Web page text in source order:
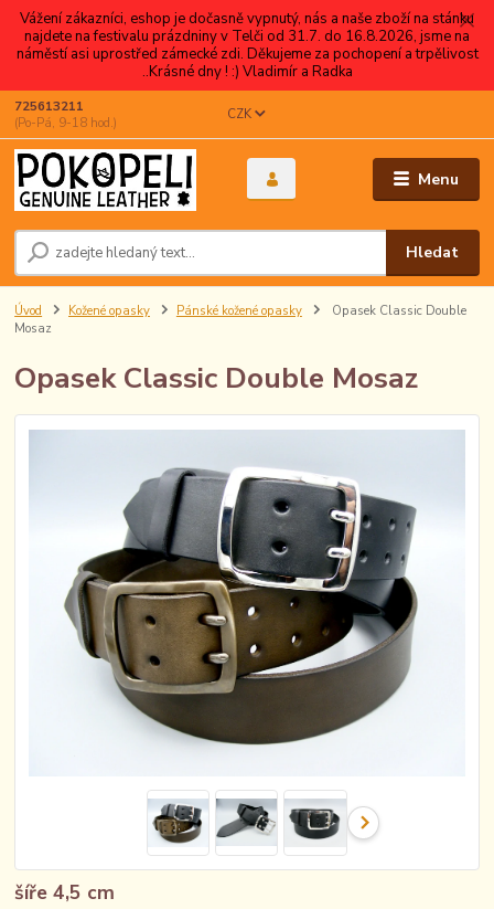
Vážení zákazníci, eshop je dočasně vypnutý, nás a naše zboží na stánku
najdete na festivalu prázdniny v Telči od 31.7. do 16.8.2026, jsme na
náměstí asi uprostřed zámecké zdi. Děkujeme za pochopení a trpělivost
..Krásné dny ! :) Vladimír a Radka
Menu
CZK
Hledat
725613211
(Po-Pá, 9-18 hod.)
Úvod Kožené opasky Pánské kožené opasky
Opasek Classic Double
Mosaz
Opasek Classic Double Mosaz
šíře 4,5 cm